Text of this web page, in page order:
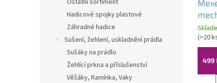
Ostatní sortiment
Hadicové spojky plastové
Záhradné hadice
Sušení, žehlení, uskladnění prádla
Sušáky na prádlo
Žehlící prkna a příslušenství
Věšáky, Ramínka, Vaky
(>20
499